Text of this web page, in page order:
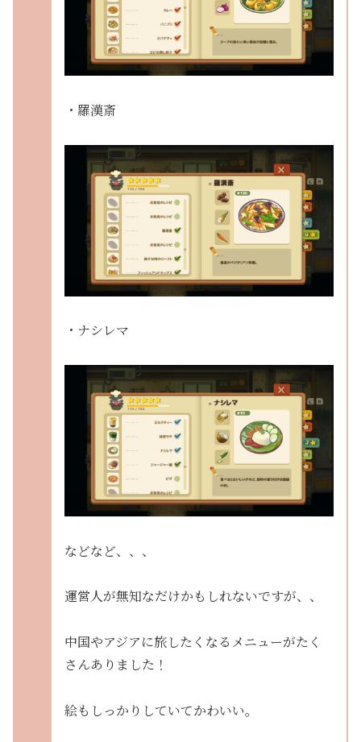
・羅漢斎
・ナシレマ
などなど、、、
運営人が無知なだけかもしれないですが、、
中国やアジアに旅したくなるメニューがたく
さんありました！
絵もしっかりしていてかわいい。